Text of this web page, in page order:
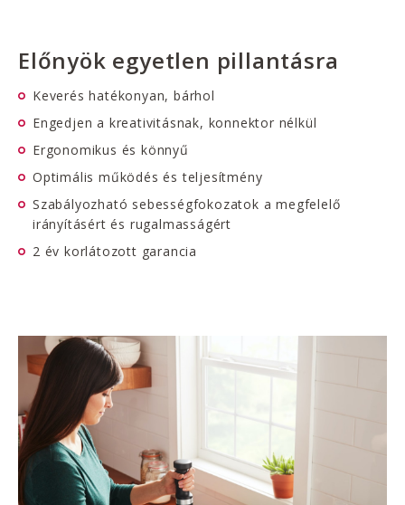
Előnyök egyetlen pillantásra
Keverés hatékonyan, bárhol
Engedjen a kreativitásnak, konnektor nélkül
Ergonomikus és könnyű
Optimális működés és teljesítmény
Szabályozható sebességfokozatok a megfelelő
irányításért és rugalmasságért
2 év korlátozott garancia